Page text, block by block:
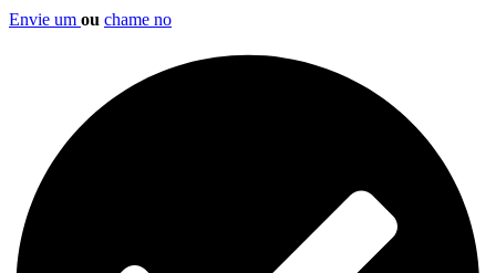
Envie um ou chame no